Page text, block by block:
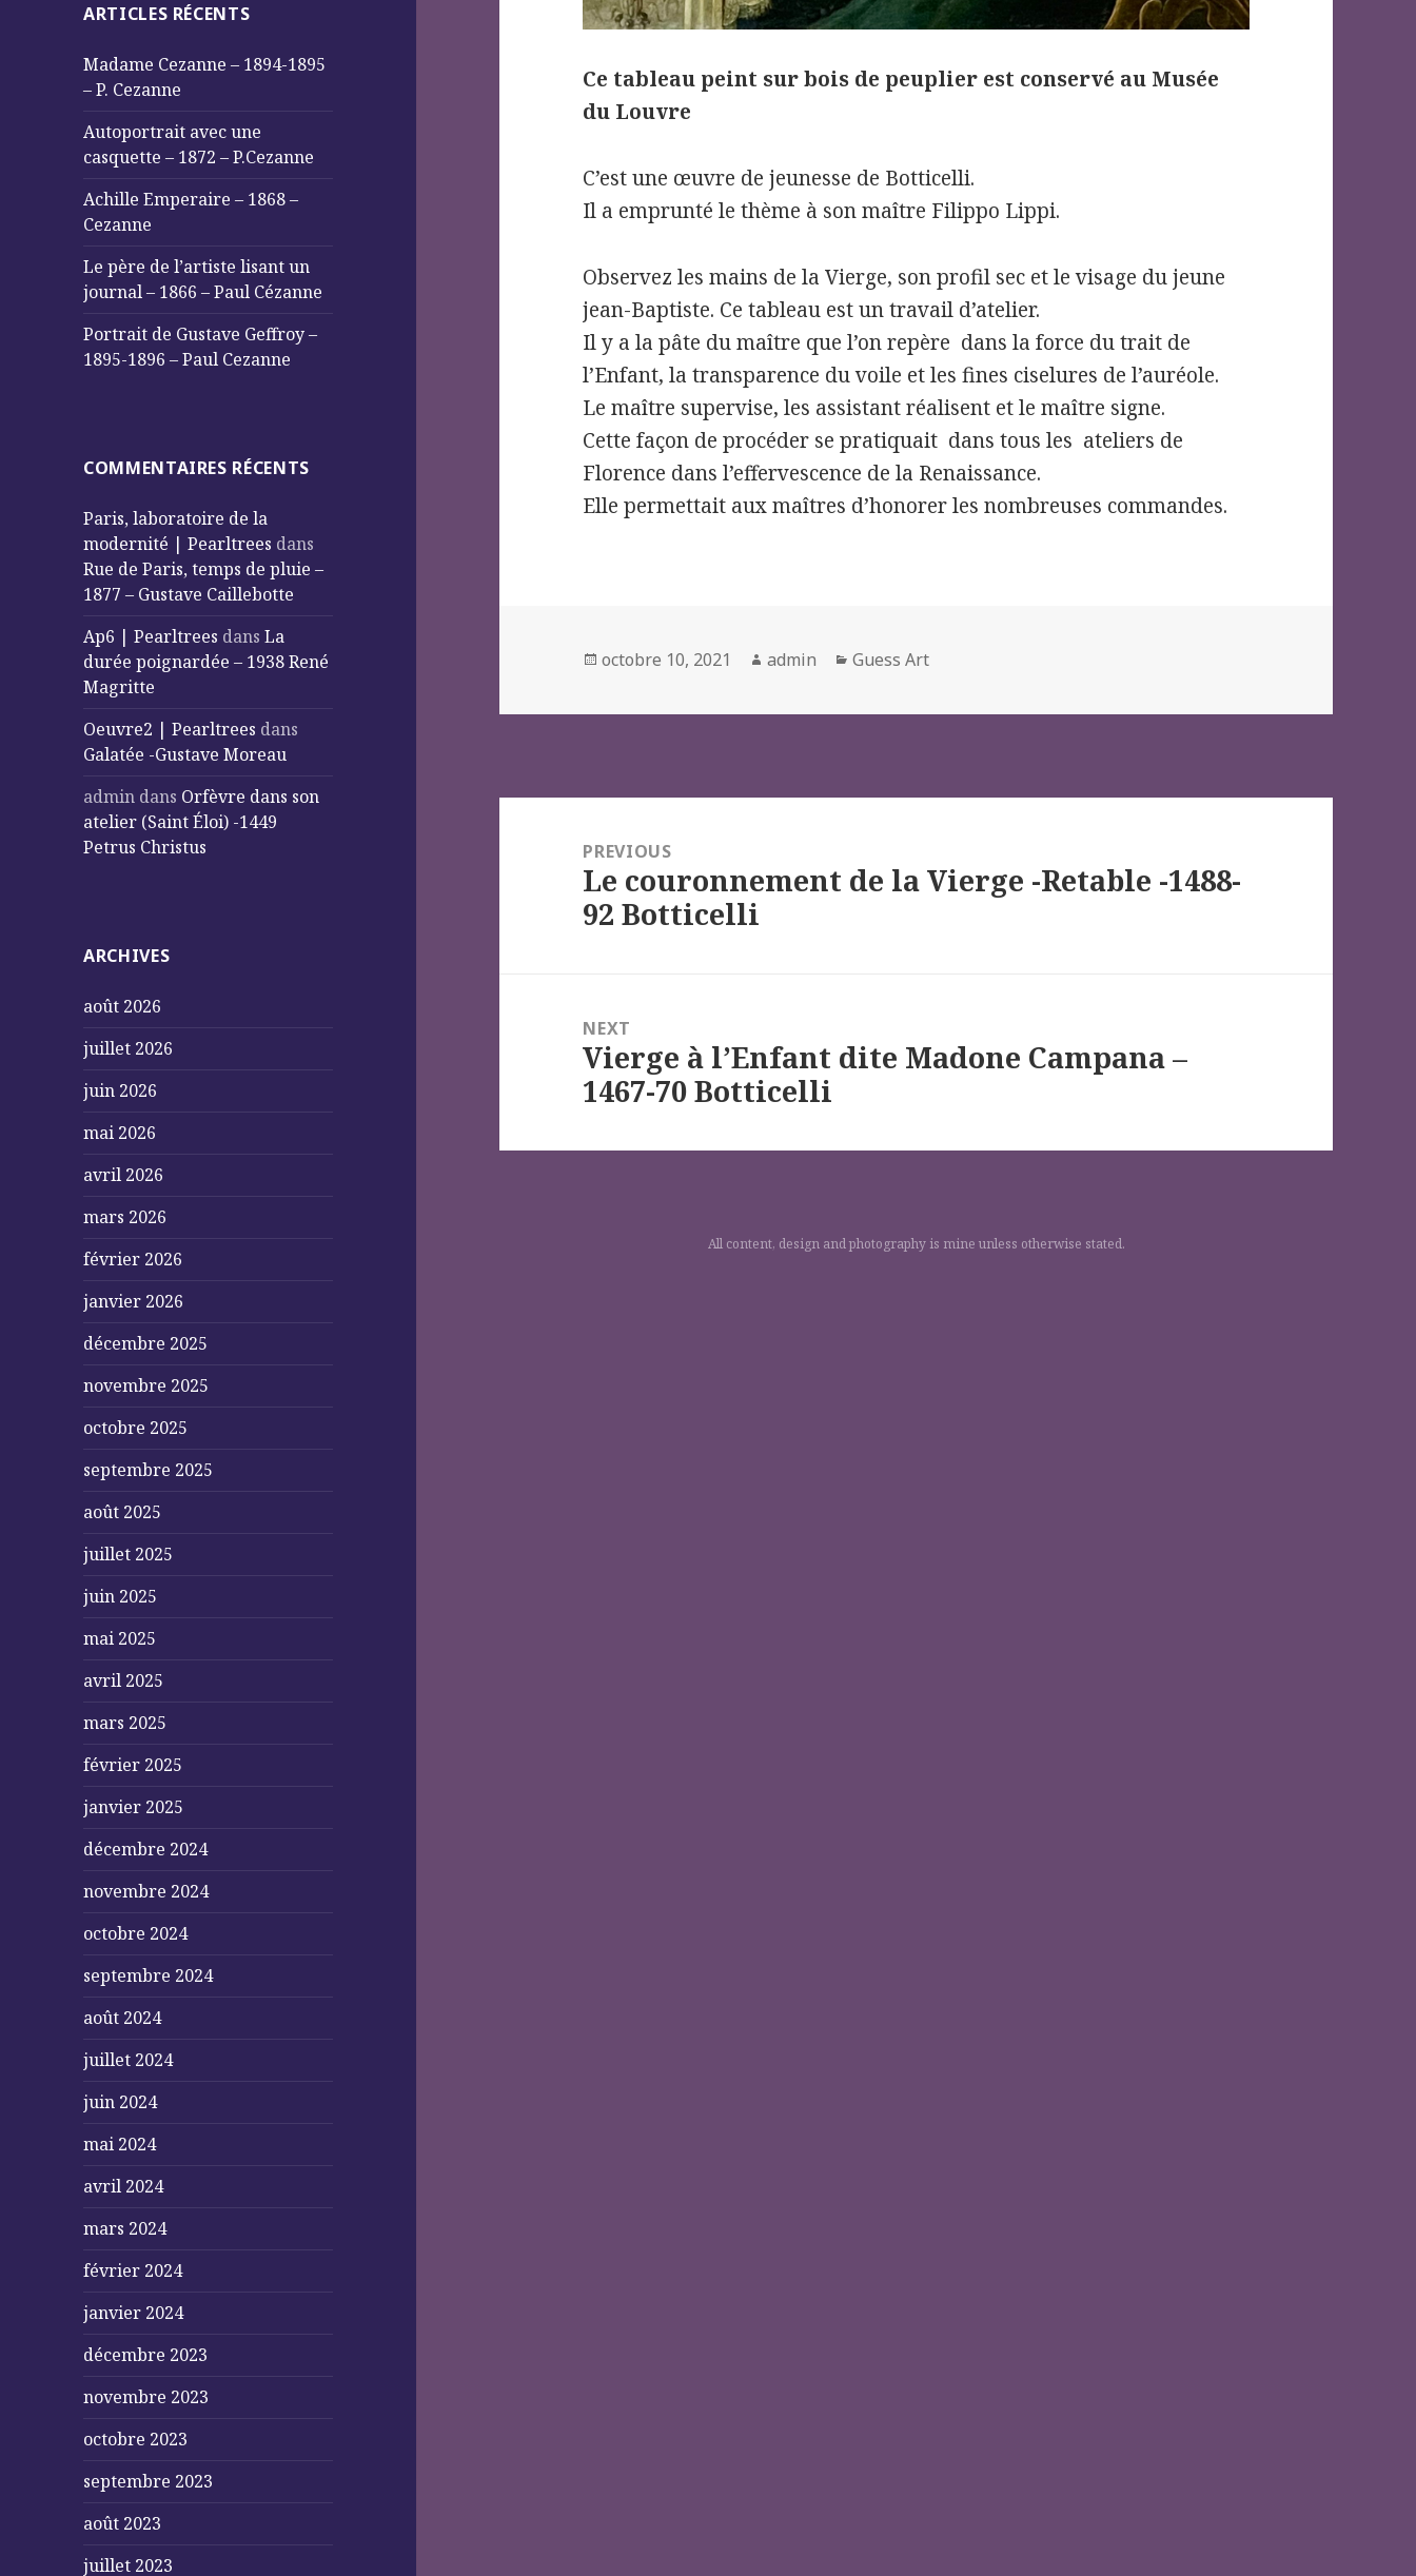
ARTICLES RÉCENTS
Madame Cezanne – 1894-1895
– P. Cezanne
Autoportrait avec une
casquette – 1872 – P.Cezanne
Achille Emperaire – 1868 –
Cezanne
Le père de l’artiste lisant un
journal – 1866 – Paul Cézanne
Portrait de Gustave Geffroy –
1895-1896 – Paul Cezanne
COMMENTAIRES RÉCENTS
Paris, laboratoire de la
modernité | Pearltrees dans
Rue de Paris, temps de pluie –
1877 – Gustave Caillebotte
Ap6 | Pearltrees dansLa
durée poignardée – 1938 René
Magritte
Oeuvre2 | Pearltrees dans
Galatée -Gustave Moreau
admin dans Orfèvre dans son
atelier (Saint Éloi) -1449
Petrus Christus
ARCHIVES
août 2026
juillet 2026
juin 2026
mai 2026
avril 2026
mars 2026
février 2026
janvier 2026
décembre 2025
novembre 2025
octobre 2025
septembre 2025
août 2025
juillet 2025
juin 2025
mai 2025
avril 2025
mars 2025
février 2025
janvier 2025
décembre 2024
novembre 2024
octobre 2024
septembre 2024
août 2024
juillet 2024
juin 2024
mai 2024
avril 2024
mars 2024
février 2024
janvier 2024
décembre 2023
novembre 2023
octobre 2023
septembre 2023
août 2023
juillet 2023
Ce tableau peint sur bois de peuplier est conservé au Musée
du Louvre
C’est une œuvre de jeunesse de Botticelli.
Il a emprunté le thème à son maître Filippo Lippi.
Observez les mains de la Vierge, son profil sec et le visage du jeune
jean-Baptiste. Ce tableau est un travail d’atelier.
Il y a la pâte du maître que l’on repère dans la force du trait de
l’Enfant, la transparence du voile et les fines ciselures de l’auréole.
Le maître supervise, les assistant réalisent et le maître signe.
Cette façon de procéder se pratiquait dans tous les ateliers de
Florence dans l’effervescence de la Renaissance.
Elle permettait aux maîtres d’honorer les nombreuses commandes.
Posted
octobre 10, 2021 Author
admin Categories
Guess Art
l’article
PREVIOUS
Previous
post:
Le couronnement de la Vierge -Retable -1488-
92 Botticelli
NEXT
Next
post:
Vierge à l’Enfant dite Madone Campana –
1467-70 Botticelli
All content, design and photography is mine unless otherwise stated.